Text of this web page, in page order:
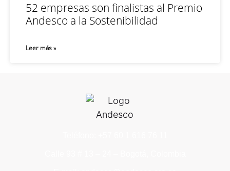
52 empresas son finalistas al Premio
Andesco a la Sostenibilidad
Leer más »